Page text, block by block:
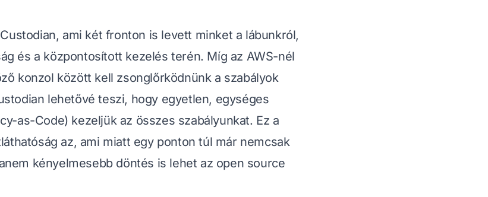
ami két fronton is levett minket a lábunkról,
és a központosított kezelés terén. Míg az AWS-nél
konzol között kell zsonglőrködnünk a szabályok
lehetővé teszi, hogy egyetlen, egységes
as-Code) kezeljük az összes szabályunkat. Ez a
az, ami miatt egy ponton túl már nemcsak
kényelmesebb döntés is lehet az open source